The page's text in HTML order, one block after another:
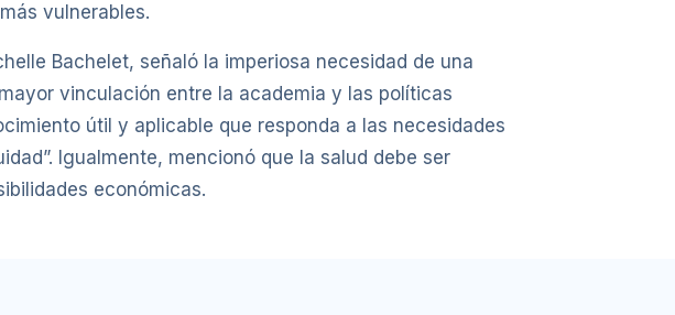
vulnerables.
Bachelet, señaló la imperiosa necesidad de una
vinculación entre la academia y las políticas
útil y aplicable que responda a las necesidades
Igualmente, mencionó que la salud debe ser
económicas.